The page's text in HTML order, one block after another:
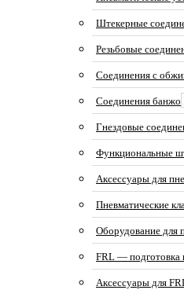
Штекерные
Резьбовые
Соединения с
Соединения банжо
Гнездовые
Функциональные
Аксессуары для
Пневматические
Оборудование для
FRL — подготовка
Аксессуары для